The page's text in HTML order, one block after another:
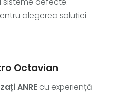
alegerea soluției
Octavian
ANRE cu experiență